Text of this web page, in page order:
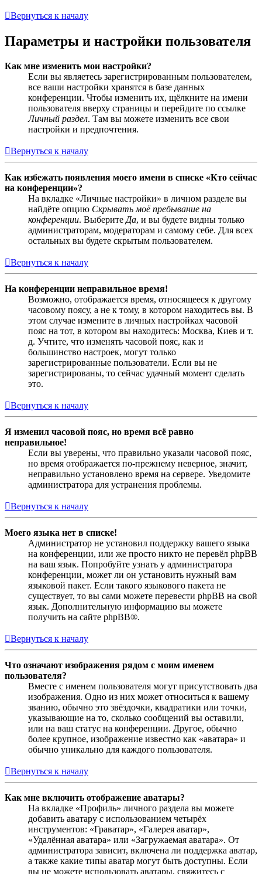
Вернуться к началу
Параметры и настройки пользователя
Как мне изменить мои настройки?
Если вы являетесь зарегистрированным пользователем,
все ваши настройки хранятся в базе данных
конференции. Чтобы изменить их, щёлкните на имени
пользователя вверху страницы и перейдите по ссылке
Личный раздел. Там вы можете изменить все свои
настройки и предпочтения.
Вернуться к началу
Как избежать появления моего имени в списке «Кто сейчас
на конференции»?
На вкладке «Личные настройки» в личном разделе вы
найдёте опцию Скрывать моё пребывание на
конференции. Выберите Да, и вы будете видны только
администраторам, модераторам и самому себе. Для всех
остальных вы будете скрытым пользователем.
Вернуться к началу
На конференции неправильное время!
Возможно, отображается время, относящееся к другому
часовому поясу, а не к тому, в котором находитесь вы. В
этом случае измените в личных настройках часовой
пояс на тот, в котором вы находитесь: Москва, Киев и т.
д. Учтите, что изменять часовой пояс, как и
большинство настроек, могут только
зарегистрированные пользователи. Если вы не
зарегистрированы, то сейчас удачный момент сделать
это.
Вернуться к началу
Я изменил часовой пояс, но время всё равно
неправильное!
Если вы уверены, что правильно указали часовой пояс,
но время отображается по-прежнему неверное, значит,
неправильно установлено время на сервере. Уведомите
администратора для устранения проблемы.
Вернуться к началу
Моего языка нет в списке!
Администратор не установил поддержку вашего языка
на конференции, или же просто никто не перевёл phpBB
на ваш язык. Попробуйте узнать у администратора
конференции, может ли он установить нужный вам
языковой пакет. Если такого языкового пакета не
существует, то вы сами можете перевести phpBB на свой
язык. Дополнительную информацию вы можете
получить на сайте phpBB®.
Вернуться к началу
Что означают изображения рядом с моим именем
пользователя?
Вместе с именем пользователя могут присутствовать два
изображения. Одно из них может относиться к вашему
званию, обычно это звёздочки, квадратики или точки,
указывающие на то, сколько сообщений вы оставили,
или на ваш статус на конференции. Другое, обычно
более крупное, изображение известно как «аватара» и
обычно уникально для каждого пользователя.
Вернуться к началу
Как мне включить отображение аватары?
На вкладке «Профиль» личного раздела вы можете
добавить аватару с использованием четырёх
инструментов: «Граватар», «Галерея аватар»,
«Удалённая аватара» или «Загружаемая аватара». От
администратора зависит, включена ли поддержка аватар,
а также какие типы аватар могут быть доступны. Если
вы не можете использовать аватары, свяжитесь с